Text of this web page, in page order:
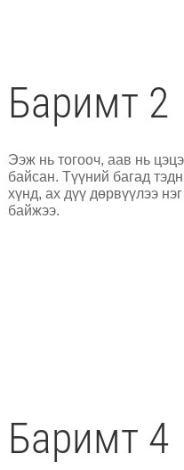
Баримт 2
Ээж нь тогооч, аав нь
байсан. Түүний багад
хүнд, ах дүү дөрвүүлээ
байжээ.
Баримт 4